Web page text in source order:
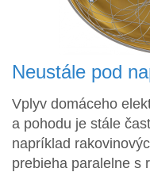
Neustále pod
Vplyv domáceho
a pohodu je stále
napríklad
prebieha paralelne s